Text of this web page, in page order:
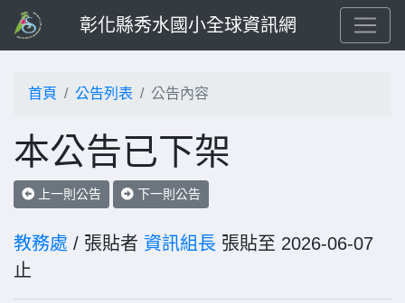
彰化縣秀水國小全球資訊網
首頁 公告列表 公告內容
本公告已下架
上一則公告 下一則公告
教務處 / 張貼者 資訊組長 張貼至 2026-06-07
止